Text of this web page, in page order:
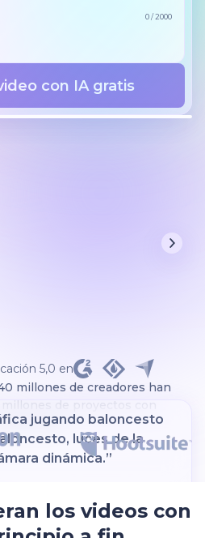
0/2000
con IA gratis
hacia el océano,
palmeras
Tonos cálidos, energía
5,0 en
millones de creadores han
millones de proyectos con
los videos con